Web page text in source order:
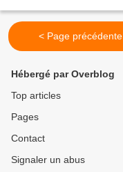
< Page précédente
Hébergé par Overblog
Top articles
Pages
Contact
Signaler un abus